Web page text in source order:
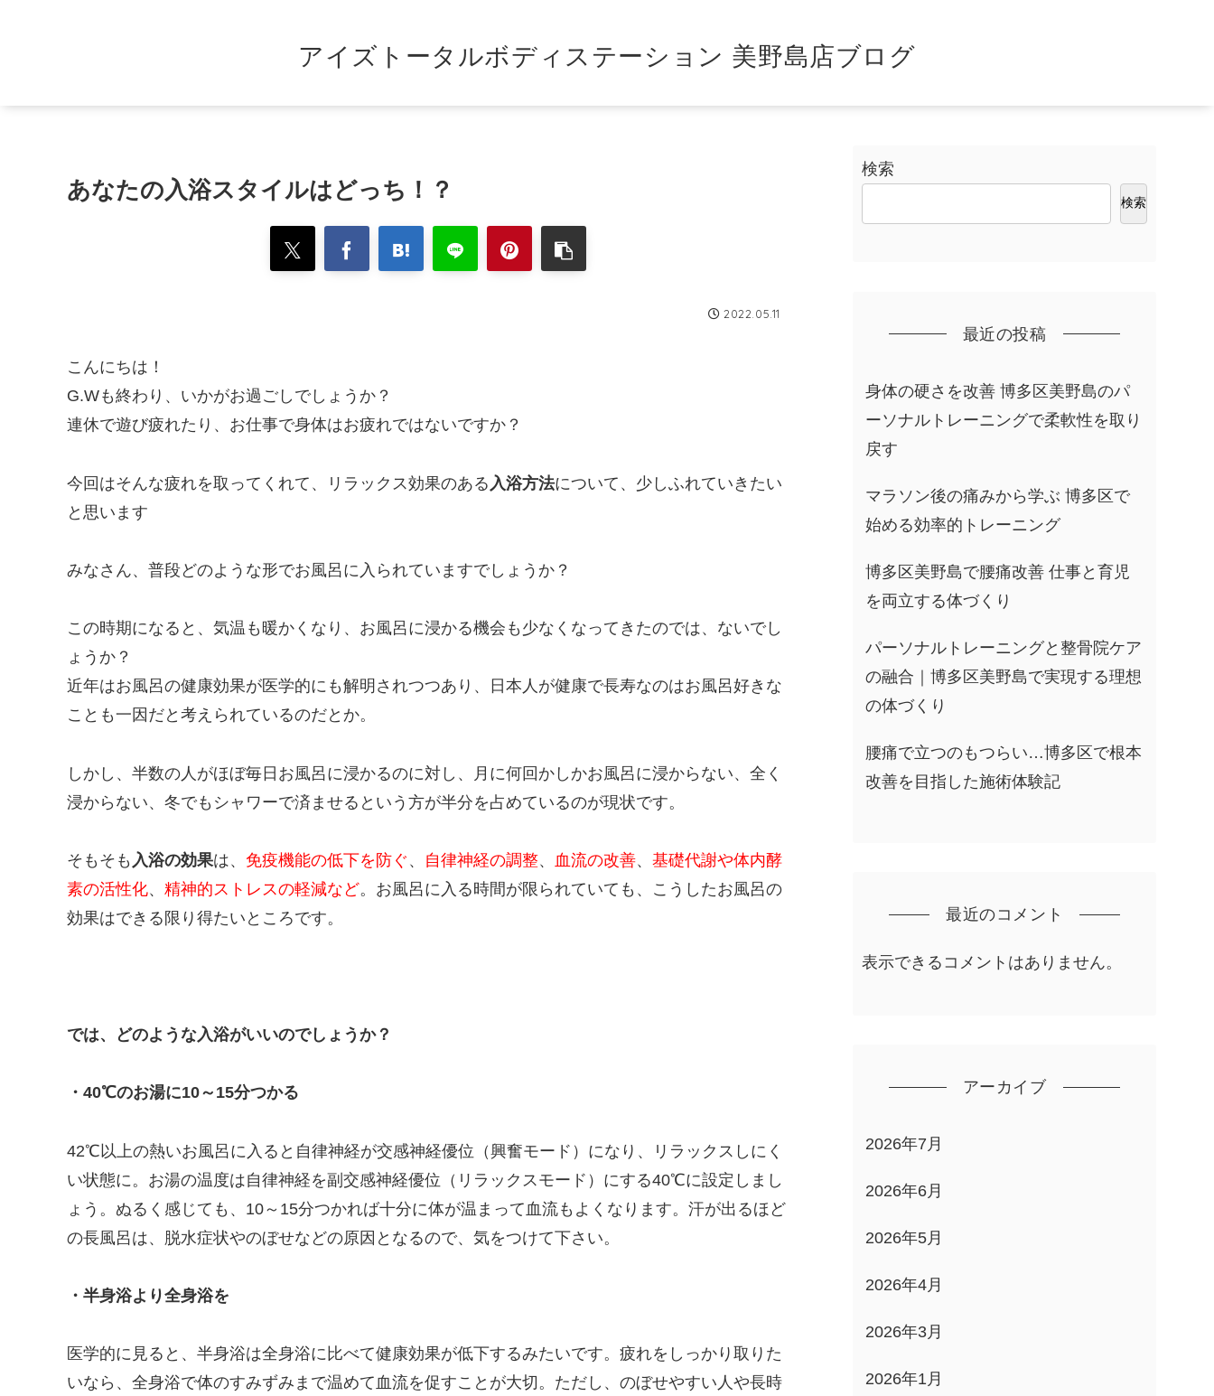
アイズトータルボディステーション 美野島店ブログ
あなたの入浴スタイルはどっち！？
2022.05.11
こんにちは！
G.Wも終わり、いかがお過ごしでしょうか？
連休で遊び疲れたり、お仕事で身体はお疲れではないですか？
今回はそんな疲れを取ってくれて、リラックス効果のある 入浴方法について、少しふれていきたい
と思います
みなさん、普段どのような形でお風呂に入られていますでしょうか？
この時期になると、気温も暖かくなり、お風呂に浸かる機会も少なくなってきたのでは、ないでし
ょうか？
近年はお風呂の健康効果が医学的にも解明されつつあり、日本人が健康で長寿なのはお風呂好きな
ことも一因だと考えられているのだとか。
しかし、半数の人がほぼ毎日お風呂に浸かるのに対し、月に何回かしかお風呂に浸からない、全く
浸からない、冬でもシャワーで済ませるという方が半分を占めているのが現状です。
そもそも 入浴の効果は、 免疫機能の低下を防ぐ 、 自律神経の調整、 血流の改善、 基礎代謝や体内酵
素の活性化、 精神的ストレスの軽減など。お風呂に入る時間が限られていても、こうしたお風呂の
効果はできる限り得たいところです。
では、どのような入浴がいいのでしょうか？
・40℃のお湯に10～15分つかる
42℃以上の熱いお風呂に入ると自律神経が交感神経優位（興奮モード）になり、リラックスしにく
い状態に。お湯の温度は自律神経を副交感神経優位（リラックスモード）にする40℃に設定しまし
ょう。ぬるく感じても、10～15分つかれば十分に体が温まって血流もよくなります。汗が出るほど
の長風呂は、脱水症状やのぼせなどの原因となるので、気をつけて下さい。
・半身浴より全身浴を
医学的に見ると、半身浴は全身浴に比べて健康効果が低下するみたいです。疲れをしっかり取りた
いなら、全身浴で体のすみずみまで温めて血流を促すことが大切。ただし、のぼせやすい人や長時
検索
検索
最近の投稿
身体の硬さを改善 博多区美野島のパ
ーソナルトレーニングで柔軟性を取り
戻す
マラソン後の痛みから学ぶ 博多区で
始める効率的トレーニング
博多区美野島で腰痛改善 仕事と育児
を両立する体づくり
パーソナルトレーニングと整骨院ケア
の融合｜博多区美野島で実現する理想
の体づくり
腰痛で立つのもつらい…博多区で根本
改善を目指した施術体験記
最近のコメント
表示できるコメントはありません。
アーカイブ
2026年7月
2026年6月
2026年5月
2026年4月
2026年3月
2026年1月